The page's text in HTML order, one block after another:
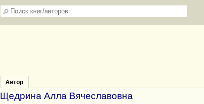
Автор
Щедрина Алла Вячеславовна